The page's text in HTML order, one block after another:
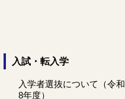
入試・転入学
入学者選抜について（令和
8年度）